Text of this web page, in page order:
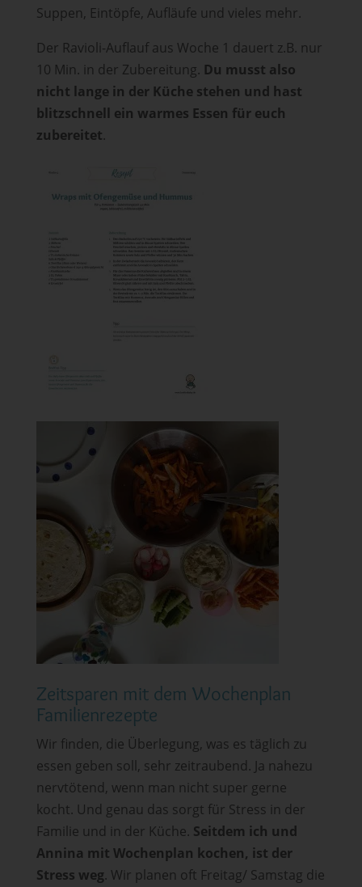
Suppen, Eintöpfe, Aufläufe und vieles mehr.
Der Ravioli-Auflauf aus Woche 1 dauert z.B. nur
10 Min. in der Zubereitung. Du musst also
nicht lange in der Küche stehen und hast
blitzschnell ein warmes Essen für euch
zubereitet.
Zeitsparen mit dem Wochenplan
Familienrezepte
Wir finden, die Überlegung, was es täglich zu
essen geben soll, sehr zeitraubend. Ja nahezu
nervtötend, wenn man nicht super gerne
kocht. Und genau das sorgt für Stress in der
Familie und in der Küche. Seitdem ich und
Annina mit Wochenplan kochen, ist der
Stress weg. Wir planen oft Freitag/ Samstag die